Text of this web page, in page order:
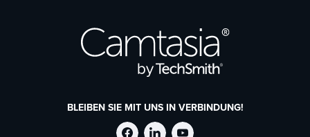
BLEIBEN SIE MIT UNS IN VERBINDUNG!